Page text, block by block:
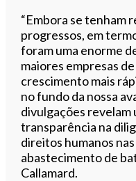
“Embora se tenham
progressos, em
foram uma enorme
maiores empresas
crescimento mais
no fundo da nossa
divulgações revelam
transparência na
direitos humanos
abastecimento de
Callamard.